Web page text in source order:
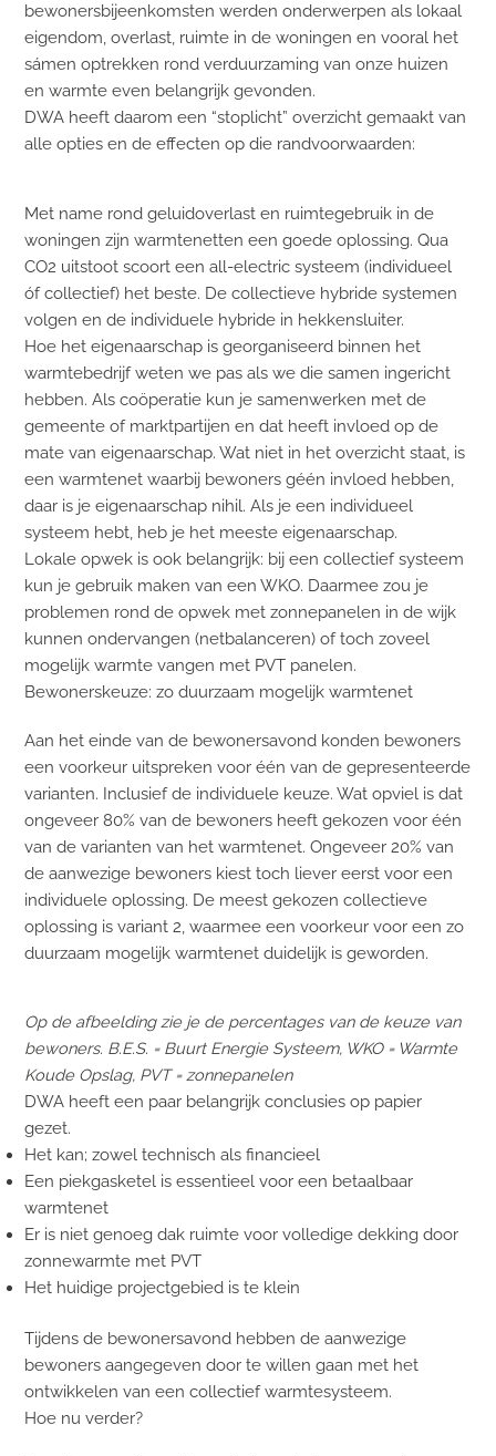
bewonersbijeenkomsten werden onderwerpen als lokaal
eigendom, overlast, ruimte in de woningen en vooral het
sámen optrekken rond verduurzaming van onze huizen
en warmte even belangrijk gevonden.
DWA heeft daarom een “stoplicht” overzicht gemaakt van
alle opties en de effecten op die randvoorwaarden:
Met name rond geluidoverlast en ruimtegebruik in de
woningen zijn warmtenetten een goede oplossing. Qua
CO2 uitstoot scoort een all-electric systeem (individueel
óf collectief) het beste. De collectieve hybride systemen
volgen en de individuele hybride in hekkensluiter.
Hoe het eigenaarschap is georganiseerd binnen het
warmtebedrijf weten we pas als we die samen ingericht
hebben. Als coöperatie kun je samenwerken met de
gemeente of marktpartijen en dat heeft invloed op de
mate van eigenaarschap. Wat niet in het overzicht staat, is
een warmtenet waarbij bewoners géén invloed hebben,
daar is je eigenaarschap nihil. Als je een individueel
systeem hebt, heb je het meeste eigenaarschap.
Lokale opwek is ook belangrijk: bij een collectief systeem
kun je gebruik maken van een WKO. Daarmee zou je
problemen rond de opwek met zonnepanelen in de wijk
kunnen ondervangen (netbalanceren) of toch zoveel
mogelijk warmte vangen met PVT panelen.
Bewonerskeuze: zo duurzaam mogelijk warmtenet
Aan het einde van de bewonersavond konden bewoners
een voorkeur uitspreken voor één van de gepresenteerde
varianten. Inclusief de individuele keuze. Wat opviel is dat
ongeveer 80% van de bewoners heeft gekozen voor één
van de varianten van het warmtenet. Ongeveer 20% van
de aanwezige bewoners kiest toch liever eerst voor een
individuele oplossing. De meest gekozen collectieve
oplossing is variant 2, waarmee een voorkeur voor een zo
duurzaam mogelijk warmtenet duidelijk is geworden.
Op de afbeelding zie je de percentages van de keuze van
bewoners. B.E.S. = Buurt Energie Systeem, WKO = Warmte
Koude Opslag, PVT = zonnepanelen
DWA heeft een paar belangrijk conclusies op papier
gezet.
Het kan; zowel technisch als financieel
Een piekgasketel is essentieel voor een betaalbaar
warmtenet
Er is niet genoeg dak ruimte voor volledige dekking door
zonnewarmte met PVT
Het huidige projectgebied is te klein
Tijdens de bewonersavond hebben de aanwezige
bewoners aangegeven door te willen gaan met het
ontwikkelen van een collectief warmtesysteem.
Hoe nu verder?